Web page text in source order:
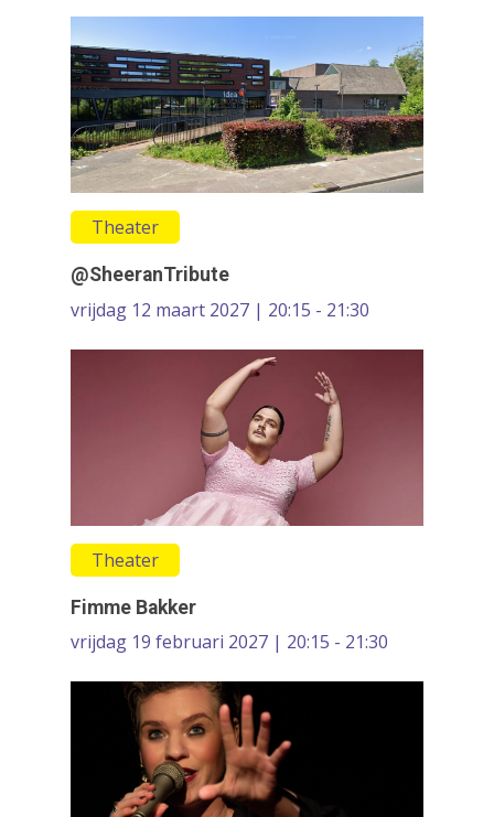
Theater
@SheeranTribute
vrijdag 12 maart 2027 | 20:15 - 21:30
Theater
Fimme Bakker
vrijdag 19 februari 2027 | 20:15 - 21:30
Cultureel erfgoed
Dans
Festivals &
Film & Podia
Media
Muziek
Theater
VolksUniversiteit